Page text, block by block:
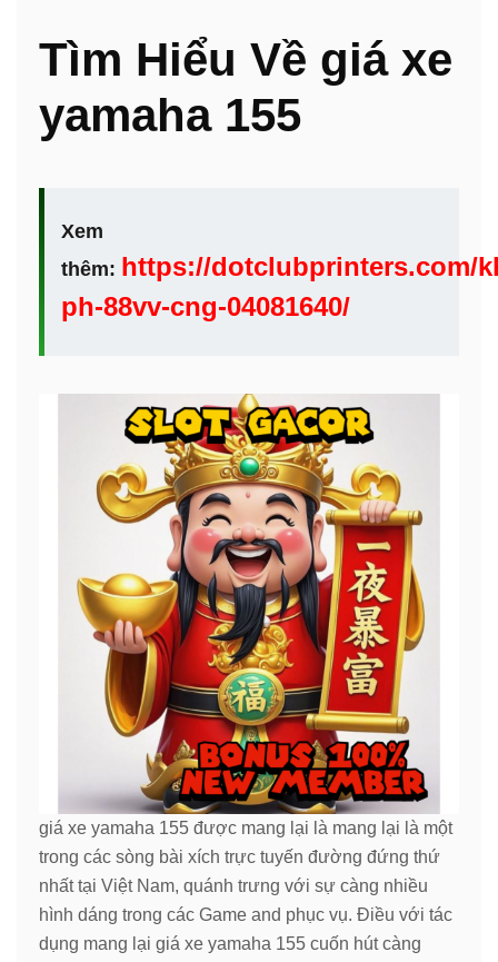
Tìm Hiểu Về giá xe
yamaha 155
Xem
thêm: https://dotclubprinters.com/
ph-88vv-cng-04081640/
giá xe yamaha 155 được mang lại là mang lại là một
trong các sòng bài xích trực tuyến đường đứng thứ
nhất tại Việt Nam, quánh trưng với sự càng nhiều
hình dáng trong các Game and phục vụ. Điều với tác
dụng mang lại giá xe yamaha 155 cuốn hút càng